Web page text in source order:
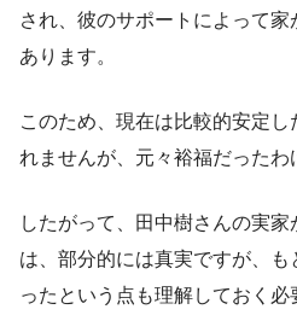
され、彼のサポートによって
あります。
このため、現在は比較的安定
れませんが、元々裕福だったわ
したがって、田中樹さんの実
は、部分的には真実ですが、
ったという点も理解しておく必